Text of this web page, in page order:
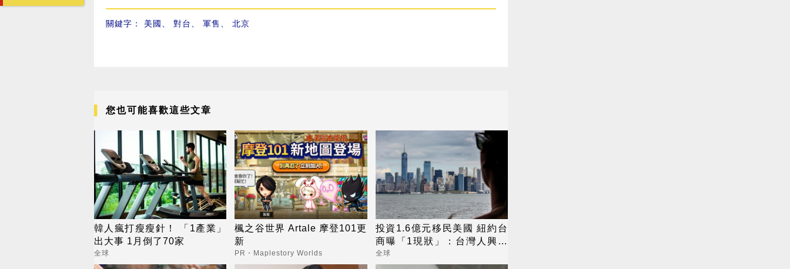
關鍵字： 美國 、 對台、 軍售、 北京
您也可能喜歡這些文章
韓人瘋打瘦瘦針！ 「1產業」
出大事 1月倒了70家
全球
楓之谷世界 Artale 摩登101更
新
PR・Maplestory Worlds
投資1.6億元移民美國 紐約台
商曝「1現狀」：台灣人興趣
不高
全球